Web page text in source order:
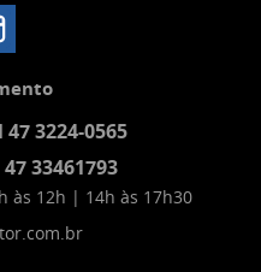
3224-0565
33461793
às 12h | 14h às 17h30